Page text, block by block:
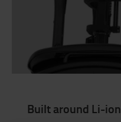
Built around Li-ion